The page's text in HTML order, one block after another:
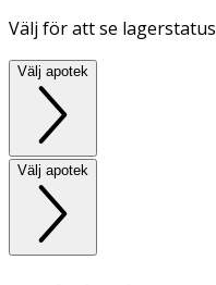
Välj för att se lagerstatus
Välj apotek
Välj apotek